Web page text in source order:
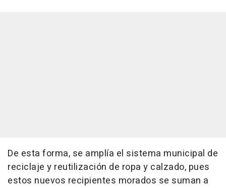
De esta forma, se amplía el sistema municipal de
reciclaje y reutilización de ropa y calzado, pues
estos nuevos recipientes morados se suman a